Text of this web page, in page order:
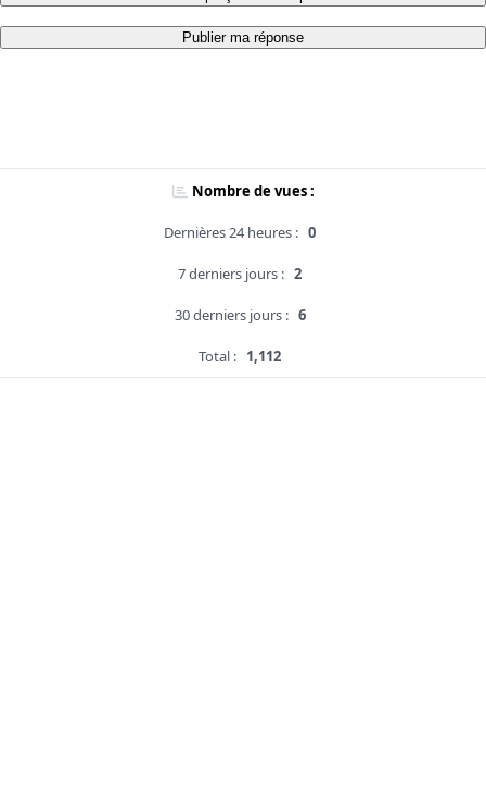
Publier ma réponse
Nombre de vues :
Dernières 24 heures : 0
7 derniers jours : 2
30 derniers jours : 6
Total : 1,112